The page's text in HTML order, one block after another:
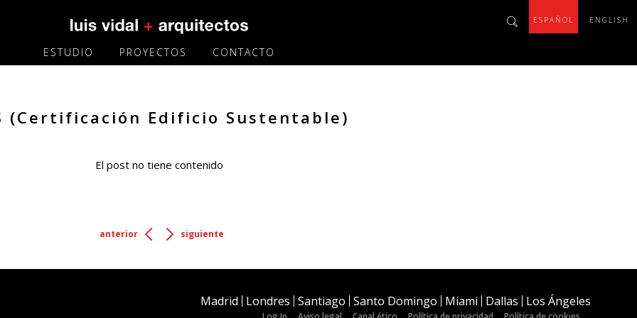
ESPAÑOL ENGLISH
ESTUDIO PROYECTOS CONTACTO
(Certificación Edificio Sustentable)
El post no tiene contenido
anterior siguiente
Madrid Londres Santiago Santo Domingo Miami Dallas Los Ángeles